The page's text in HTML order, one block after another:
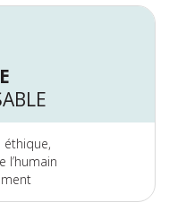
éthique,
l’humain